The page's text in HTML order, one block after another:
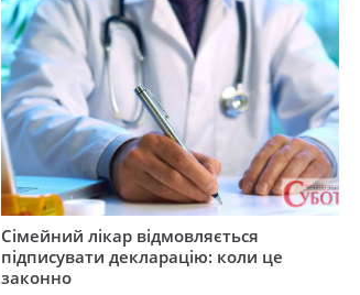
Сімейний лікар відмовляється
підписувати декларацію: коли це
законно